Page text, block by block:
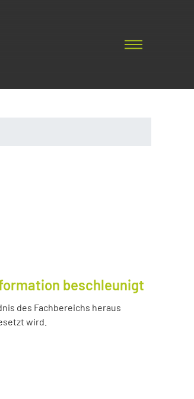
beschleunigt
des Fachbereichs heraus
wird.